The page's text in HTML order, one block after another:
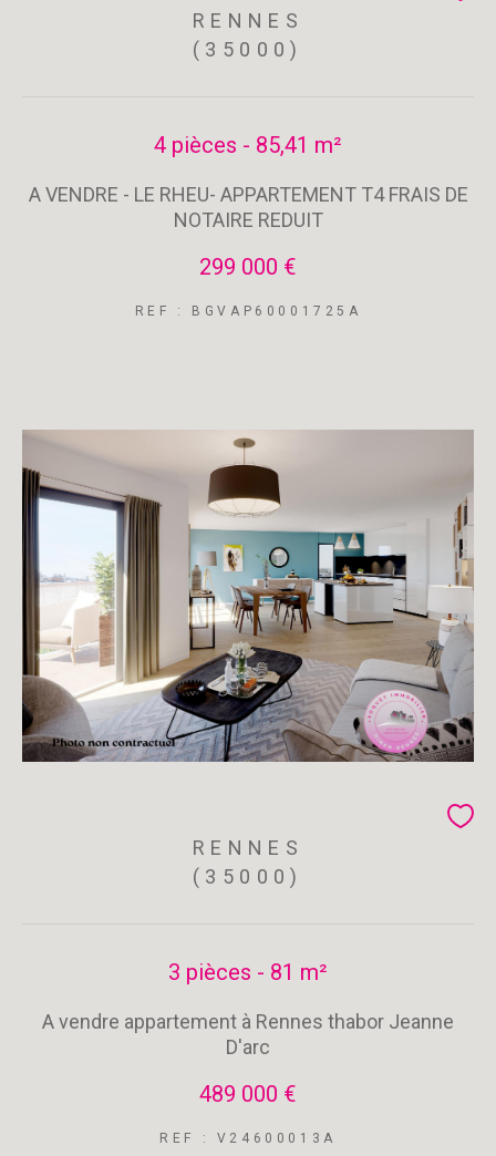
RENNES
(35000)
4 pièces - 85,41 m²
A VENDRE - LE RHEU- APPARTEMENT T4 FRAIS DE
NOTAIRE REDUIT
299 000 €
REF : BGVAP60001725A
RENNES
(35000)
3 pièces - 81 m²
A vendre appartement à Rennes thabor Jeanne
D'arc
489 000 €
REF : V24600013A